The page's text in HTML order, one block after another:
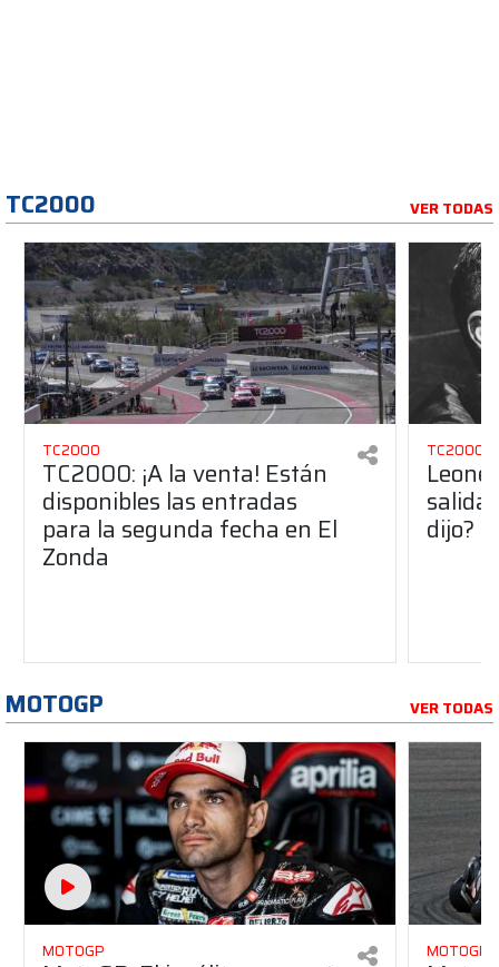
TC2000 VER TODAS
TC2000
TC2000: ¡A la venta! Están
disponibles las entradas
para la segunda fecha en El
Zonda
TC2000
salida
dijo?
MOTOGP VER TODAS
MOTOGP MOTOGP